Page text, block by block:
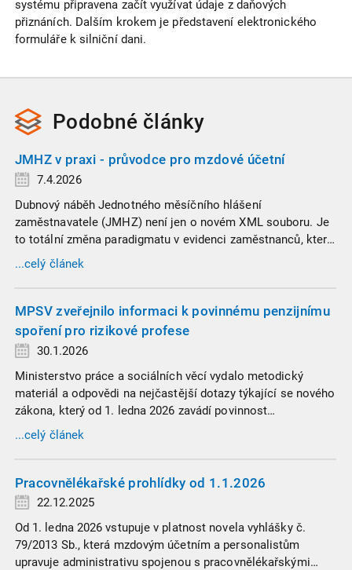
systému připravena začít využívat údaje z daňových
přiznáních. Dalším krokem je představení elektronického
formuláře k silniční dani.
Podobné články
JMHZ v praxi - průvodce pro mzdové účetní
7.4.2026
Dubnový náběh Jednotného měsíčního hlášení
zaměstnavatele (JMHZ) není jen o novém XML souboru. Je
to totální změna paradigmatu v evidenci zaměstnanců, která
propojuje sociální správu, finanční úřady a úřady práce do
jednoho nekompromisního celku
...celý článek
MPSV zveřejnilo informaci k povinnému penzijnímu
spoření pro rizikové profese
30.1.2026
Ministerstvo práce a sociálních věcí vydalo metodický
materiál a odpovědi na nejčastější dotazy týkající se nového
zákona, který od 1. ledna 2026 zavádí povinnost
zaměstnavatelů přispívat na spoření na stáří zaměstnancům
v náročných profesích.
...celý článek
Pracovnělékařské prohlídky od 1.1.2026
22.12.2025
Od 1. ledna 2026 vstupuje v platnost novela vyhlášky č.
79/2013 Sb., která mzdovým účetním a personalistům
upravuje administrativu spojenou s pracovnělékařskými